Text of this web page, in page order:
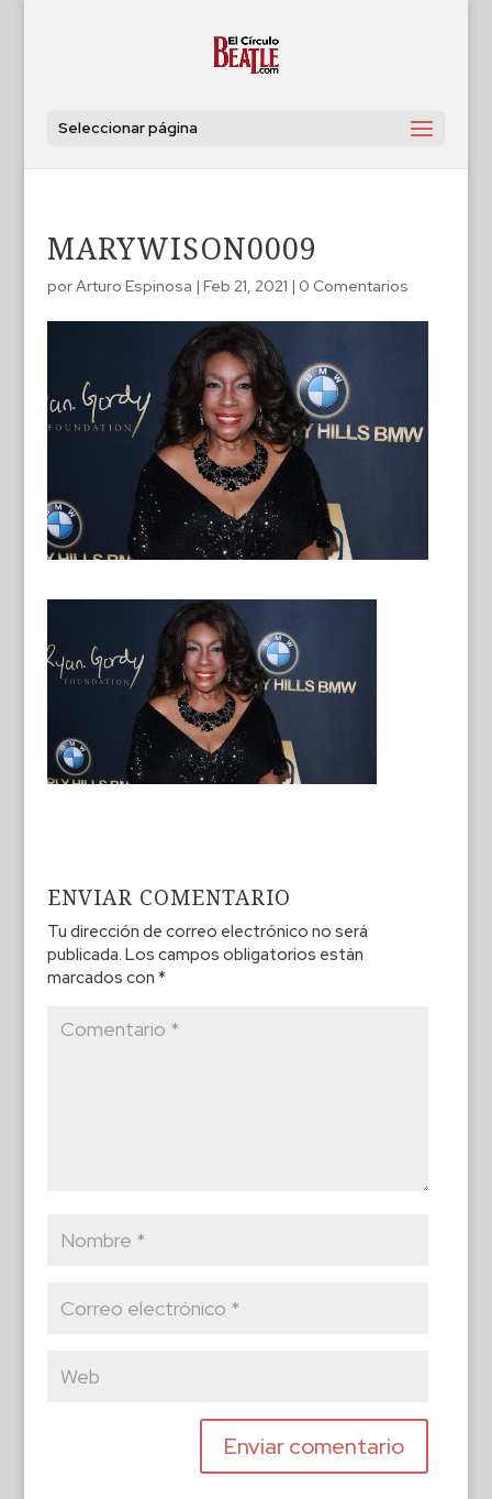
Seleccionar página
MARYWISON0009
porArturo Espinosa | Feb 21, 2021 | 0 Comentarios
ENVIAR COMENTARIO
Tu dirección de correo electrónico no será
publicada. Los campos obligatorios están
marcados con *